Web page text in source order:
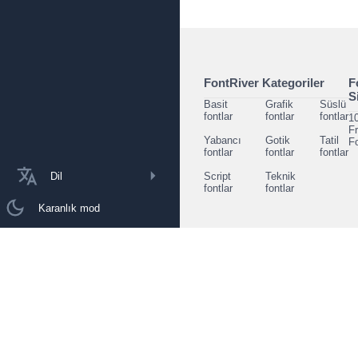
Dil
Karanlık mod
FontRiver Kategoriler
Basit
fontlar
Grafik
fontlar
Süslü
fontlar
Yabancı
fontlar
Gotik
fontlar
Tatil
fontlar
Script
fontlar
Teknik
fontlar